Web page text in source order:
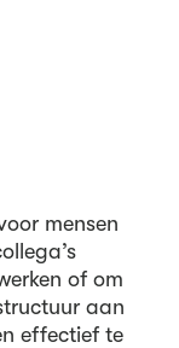
mensen
of om
aan
effectief te